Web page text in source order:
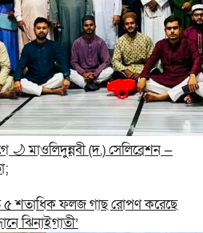
🌙 মাওলিদুন্নবী (দ.) সেলিব্রেশন —
৫ শতাধিক ফলজ গাছ রোপণ করেছে
ঝিনাইগাতী’